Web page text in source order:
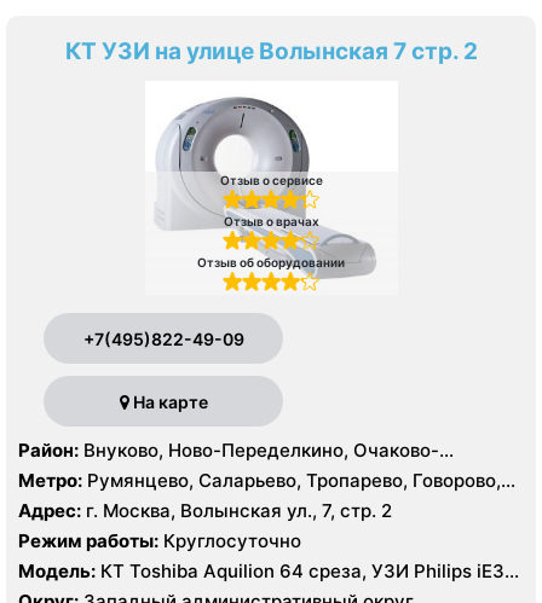
КТ УЗИ на улице Волынская 7 стр. 2
Отзыв о сервисе
Отзыв о врачах
Отзыв об оборудовании
+7(495)822-49-09
На карте
Район: Внуково, Ново-Переделкино, Очаково-
Матвеевское, Проспект Вернадского, Солнцево,
Тропарёво-Никулино
Метро: Румянцево, Саларьево, Тропарево, Говорово,
Рассказовка, Солнцево, Филатов Луг, Боровское
шоссе
Адрес: г. Москва, Волынская ул., 7, стр. 2
Режим работы: Круглосуточно
Модель: КТ Toshiba Aquilion 64 среза, УЗИ Philips iE33,
GE Logiq P6, Medison MySono U5